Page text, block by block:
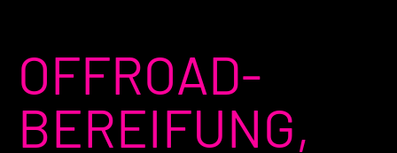
OFFROAD-
BEREIFUNG,